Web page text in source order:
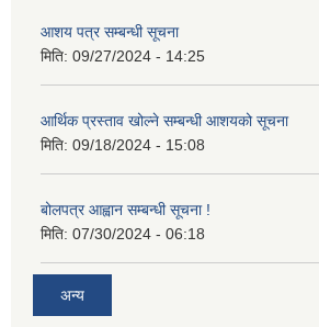
आशय पत्र सम्बन्धी सूचना
मिति: 09/27/2024 - 14:25
आर्थिक प्रस्ताव खोल्ने सम्बन्धी आशयको सूचना
मिति: 09/18/2024 - 15:08
बोलपत्र आह्वान सम्बन्धी सूचना !
मिति: 07/30/2024 - 06:18
अन्य